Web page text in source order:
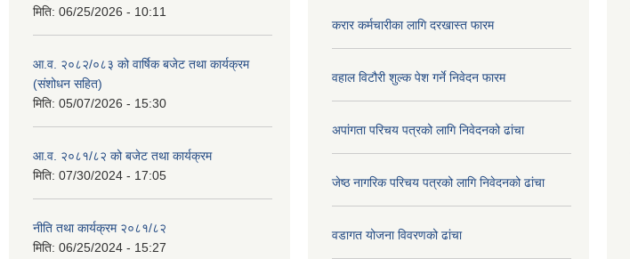
मिति: 06/25/2026 - 10:11
आ.व. २०८२/०८३ को वार्षिक बजेट तथा कार्यक्रम
(संशोधन सहित)
मिति: 05/07/2026 - 15:30
आ.व. २०८१/८२ को बजेट तथा कार्यक्रम
मिति: 07/30/2024 - 17:05
नीति तथा कार्यक्रम २०८१/८२
मिति: 06/25/2024 - 15:27
करार कर्मचारीका लागि दरखास्त फारम
वहाल विटौरी शुल्क पेश गर्ने निवेदन फारम
अपांगता परिचय पत्रको लागि निवेदनको ढांचा
जेष्ठ नागरिक परिचय पत्रको लागि निवेदनको ढांचा
वडागत योजना विवरणको ढांचा